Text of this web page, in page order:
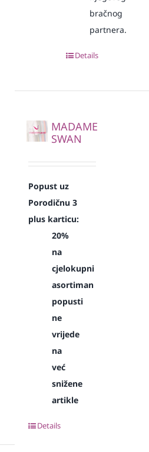
bračnog
partnera.
Details
MADAME
SWAN
Popust uz
Porodičnu 3
plus karticu:
20%
na
cjelokupni
asortiman
popusti
ne
vrijede
na
već
snižene
artikle
Details